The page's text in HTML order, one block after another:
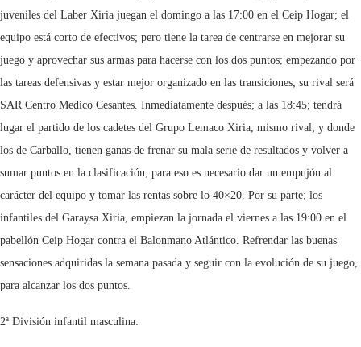
juveniles del Laber Xiria juegan el domingo a las 17:00 en el Ceip Hogar; el
equipo está corto de efectivos; pero tiene la tarea de centrarse en mejorar su
juego y aprovechar sus armas para hacerse con los dos puntos; empezando por
las tareas defensivas y estar mejor organizado en las transiciones; su rival será
SAR Centro Medico Cesantes. Inmediatamente después; a las 18:45; tendrá
lugar el partido de los cadetes del Grupo Lemaco Xiria, mismo rival; y donde
los de Carballo, tienen ganas de frenar su mala serie de resultados y volver a
sumar puntos en la clasificación; para eso es necesario dar un empujón al
carácter del equipo y tomar las rentas sobre lo 40×20. Por su parte; los
infantiles del Garaysa Xiria, empiezan la jornada el viernes a las 19:00 en el
pabellón Ceip Hogar contra el Balonmano Atlántico. Refrendar las buenas
sensaciones adquiridas la semana pasada y seguir con la evolución de su juego,
para alcanzar los dos puntos.
2ª División infantil masculina: